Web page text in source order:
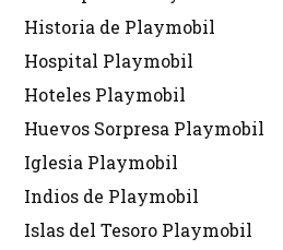
Historia de Playmobil
Hospital Playmobil
Hoteles Playmobil
Huevos Sorpresa Playmobil
Iglesia Playmobil
Indios de Playmobil
Islas del Tesoro Playmobil